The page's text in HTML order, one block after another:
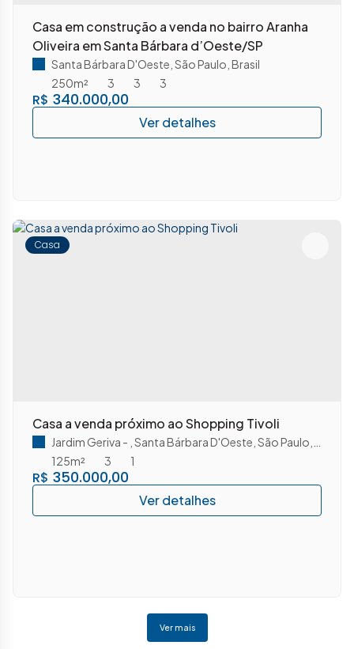
Casa em construção a venda no bairro Aranha
Oliveira em Santa Bárbara d’Oeste/SP
R$ 340.000,00
Santa Bárbara D'Oeste São Paulo Brasil
3
3
250m² 3
Casa
Casa a venda próximo ao Shopping Tivoli
R$ 350.000,00
Jardim Geriva Santa Bárbara D'Oeste São Paulo
3
1
125m²